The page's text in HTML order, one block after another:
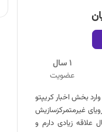
1 سال
عضویت
بخش اخبار کریپتو
غیرمتمرکزسازیش
علاقه زیادی دارم و